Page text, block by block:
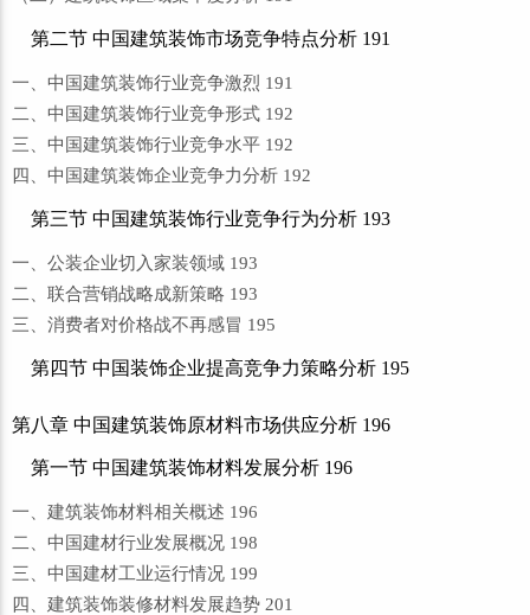
第二节 中国建筑装饰市场竞争特点分析 191
一、中国建筑装饰行业竞争激烈 191
二、中国建筑装饰行业竞争形式 192
三、中国建筑装饰行业竞争水平 192
四、中国建筑装饰企业竞争力分析 192
第三节 中国建筑装饰行业竞争行为分析 193
一、公装企业切入家装领域 193
二、联合营销战略成新策略 193
三、消费者对价格战不再感冒 195
第四节 中国装饰企业提高竞争力策略分析 195
第八章 中国建筑装饰原材料市场供应分析 196
第一节 中国建筑装饰材料发展分析 196
一、建筑装饰材料相关概述 196
二、中国建材行业发展概况 198
三、中国建材工业运行情况 199
四、建筑装饰装修材料发展趋势 201